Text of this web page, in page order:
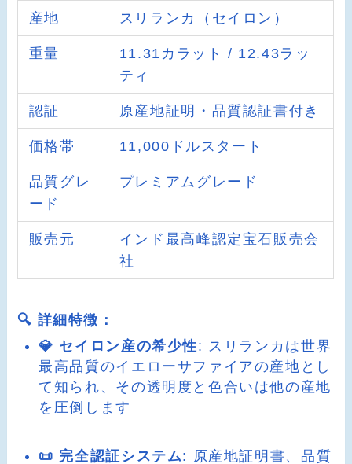
産地 スリランカ（セイロン）
重量
11.31カラット / 12.43ラッ
ティ
認証 原産地証明・品質認証書付き
価格帯 11,000ドルスタート
品質グレ
ード
プレミアムグレード
販売元
インド最高峰認定宝石販売会
社
🔍 詳細特徴：
💎 セイロン産の希少性: スリランカは世界
最高品質のイエローサファイアの産地とし
て知られ、その透明度と色合いは他の産地
を圧倒します
📜 完全認証システム: 原産地証明書、品質